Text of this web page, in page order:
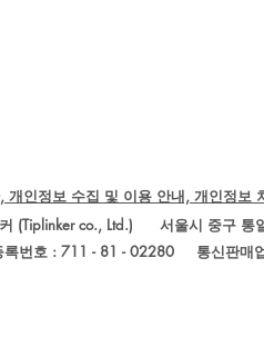
개인정보 수집 및 이용 안내, 개인정보
커 (Tiplinker co., Ltd.) 서울시 중구
록번호 : 711 - 81 - 02280 통신판매